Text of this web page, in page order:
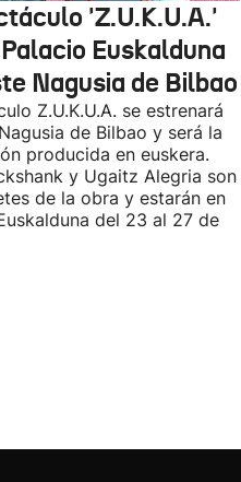
'Z.U.K.U.A.'
Euskalduna
Nagusia de Bilbao
Z.U.K.U.A. se estrenará
de Bilbao y será la
producida en euskera.
y Ugaitz Alegria son
de la obra y estarán en
del 23 al 27 de